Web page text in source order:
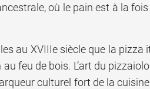
où le pain est à la
au XVIIIe siècle que la pizza
feu de bois. L’art du
culturel fort de la